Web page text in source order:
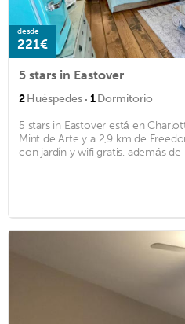
desde
221€
5 stars in Eastover
2Huéspedes · 1Dormitorio
5 stars in Eastover está en
Mint de Arte y a 2,9 km de
con jardín y wifi gratis, además de